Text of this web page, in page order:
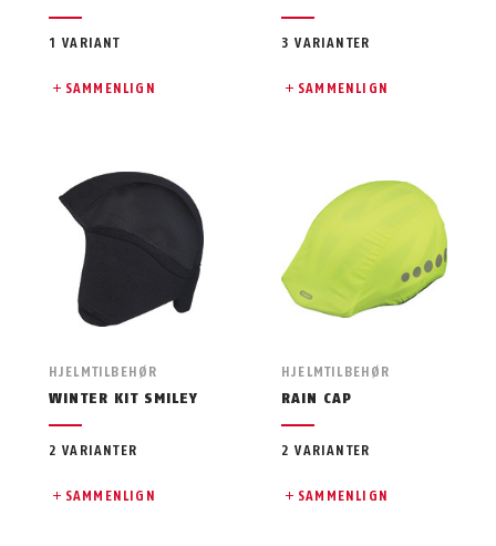
1 VARIANT
SAMMENLIGN
3 VARIANTER
SAMMENLIGN
HJELMTILBEHØR
WINTER KIT SMILEY
2 VARIANTER
SAMMENLIGN
HJELMTILBEHØR
RAIN CAP
2 VARIANTER
SAMMENLIGN